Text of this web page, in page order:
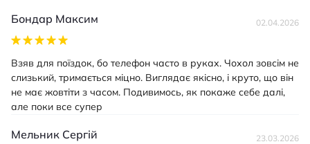
Бондар Максим 02.04.2026
Взяв для поїздок, бо телефон часто в руках. Чохол зовсім не
слизький, тримається міцно. Виглядає якісно, і круто, що він
не має жовтіти з часом. Подивимось, як покаже себе далі,
але поки все супер
Мельник Сергій 23.03.2026